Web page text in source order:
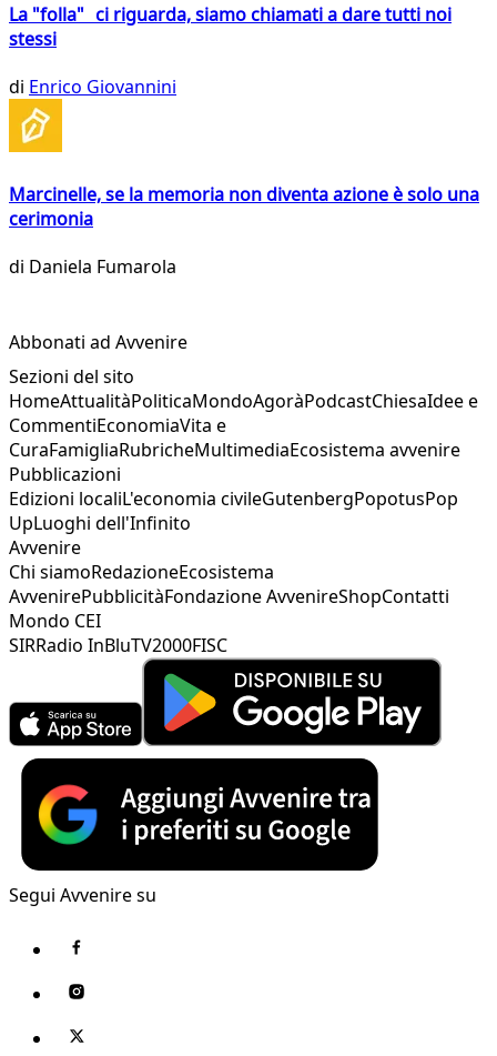
La "folla" ci riguarda, siamo chiamati a dare tutti noi
stessi
di Enrico Giovannini
Marcinelle, se la memoria non diventa azione è solo una
cerimonia
di Daniela Fumarola
Abbonati ad Avvenire
Sezioni del sito
HomeAttualitàPoliticaMondoAgoràPodcastChiesaIdee e
CommentiEconomiaVita e
CuraFamigliaRubricheMultimediaEcosistema avvenire
Pubblicazioni
Edizioni localiL'economia civileGutenbergPopotusPop
UpLuoghi dell'Infinito
Avvenire
Chi siamoRedazioneEcosistema
AvvenirePubblicitàFondazione AvvenireShopContatti
Mondo CEI
SIRRadio InBluTV2000FISC
Segui Avvenire su